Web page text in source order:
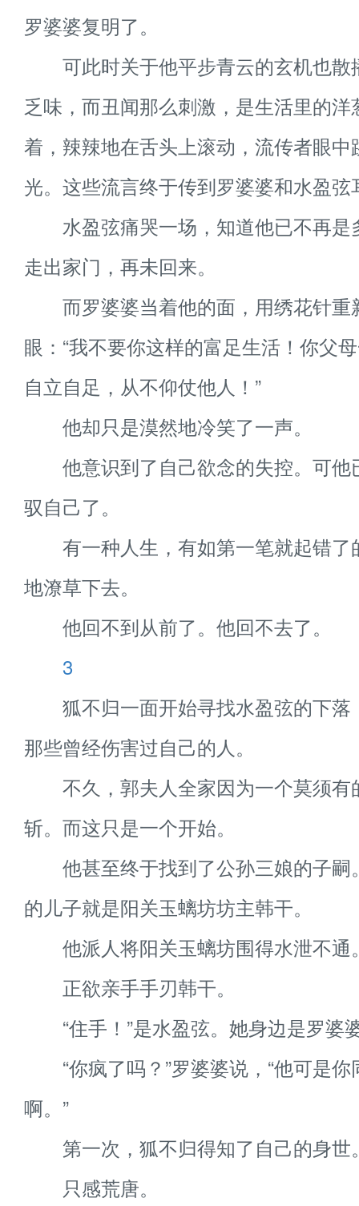
罗婆婆复明了。
可此时关于他平步青云的玄机也散
乏味，而丑闻那么刺激，是生活里的洋
着，辣辣地在舌头上滚动，流传者眼
光。这些流言终于传到罗婆婆和水盈弦
水盈弦痛哭一场，知道他已不再是
走出家门，再未回来。
而罗婆婆当着他的面，用绣花针重
眼：“我不要你这样的富足生活！你父
自立自足，从不仰仗他人！”
他却只是漠然地冷笑了一声。
他意识到了自己欲念的失控。可他
驭自己了。
有一种人生，有如第一笔就起错了
地潦草下去。
他回不到从前了。他回不去了。
3
狐不归一面开始寻找水盈弦的下落
那些曾经伤害过自己的人。
不久，郭夫人全家因为一个莫须有
斩。而这只是一个开始。
他甚至终于找到了公孙三娘的子嗣
的儿子就是阳关玉螭坊坊主韩干。
他派人将阳关玉螭坊围得水泄不通
正欲亲手手刃韩干。
“住手！”是水盈弦。她身边是罗婆
“你疯了吗？”罗婆婆说，“他可是你
啊。”
第一次，狐不归得知了自己的身世
只感荒唐。